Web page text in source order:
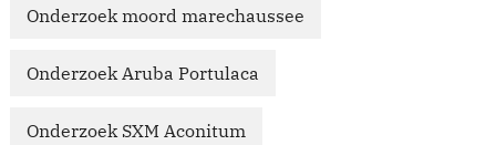
Onderzoek moord marechaussee
Onderzoek Aruba Portulaca
Onderzoek SXM Aconitum